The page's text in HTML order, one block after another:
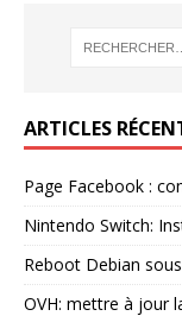
ARTICLES
Page Facebook :
Nintendo Switch:
Reboot Debian
OVH: mettre à jour